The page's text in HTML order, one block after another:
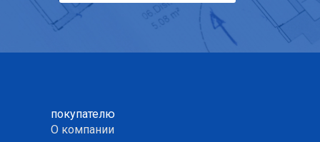
покупателю
О компании